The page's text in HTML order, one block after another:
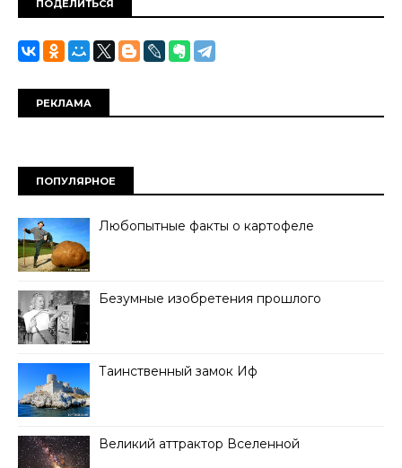
ПОДЕЛИТЬСЯ
РЕКЛАМА
ПОПУЛЯРНОЕ
Любопытные факты о картофеле
Безумные изобретения прошлого
Таинственный замок Иф
Великий аттрактор Вселенной